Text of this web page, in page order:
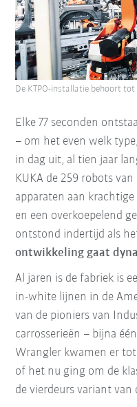
Elke 77 seconden
– om het even welk
in dag uit, al tien jaar
KUKA de 259 robots
apparaten aan
en een overkoepelend
ontstond indertijd als
ontwikkeling gaat
Al jaren is de fabriek is
in-white lijnen in de
van de pioniers van
carrosserieën – bijna
Wrangler kwamen er
of het nu ging om de
de vierdeurs variant van
De KTPO-installatie behoort